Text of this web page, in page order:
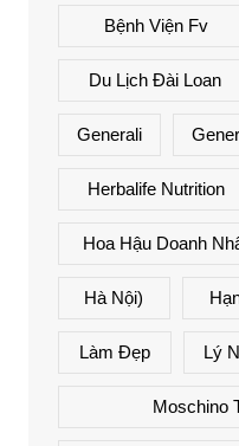
Bệnh Viện Fv
Du Lịch Đài Loan
Generali
Herbalife Nutrition
Hoa Hậu Doanh
Hà Nội)
Làm Đẹp Lý
Moschino